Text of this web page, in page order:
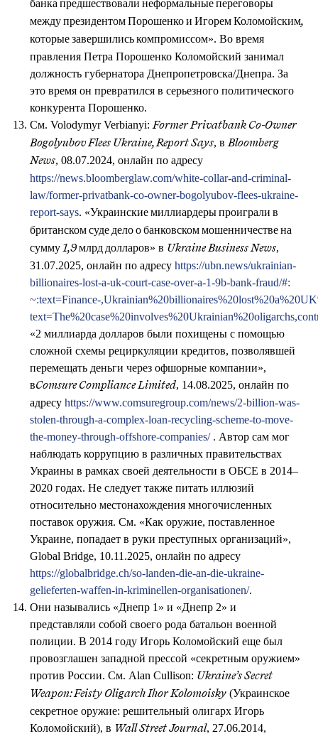
банка предшествовали неформальные переговоры
между президентом Порошенко и Игорем Коломойским,
которые завершились компромиссом». Во время
правления Петра Порошенко Коломойский занимал
должность губернатора Днепропетровска/Днепра. За
это время он превратился в серьезного политического
конкурента Порошенко.
См. Volodymyr Verbianyi: Former Privatbank Co-Owner
Bogolyubov Flees Ukraine, Report Says, в Bloomberg
News, 08.07.2024, онлайн по адресу
https://news.bloomberglaw.com/white-collar-and-criminal-
law/former-privatbank-co-owner-bogolyubov-flees-ukraine-
report-says. «Украинские миллиардеры проиграли в
британском суде дело о банковском мошенничестве на
сумму 1,9 млрд долларов» в Ukraine Business News,
31.07.2025, онлайн по адресуhttps://ubn.news/ukrainian-
billionaires-lost-a-uk-court-case-over-a-1-9b-bank-fraud/#:
~:text=Finance-
«2 миллиарда долларов были похищены с помощью
сложной схемы рециркуляции кредитов, позволявшей
перемещать деньги через офшорные компании»,
вComsure Compliance Limited, 14.08.2025, онлайн по
адресуhttps://www.comsuregroup.com/news/2-billion-was-
stolen-through-a-complex-loan-recycling-scheme-to-move-
the-money-through-offshore-companies/. Автор сам мог
наблюдать коррупцию в различных правительствах
Украины в рамках своей деятельности в ОБСЕ в 2014–
2020 годах. Не следует также питать иллюзий
относительно местонахождения многочисленных
поставок оружия. См. «Как оружие, поставленное
Украине, попадает в руки преступных организаций»,
Global Bridge, 10.11.2025, онлайн по адресу
https://globalbridge.ch/so-landen-die-an-die-ukraine-
gelieferten-waffen-in-kriminellen-organisationen/.
Они назывались «Днепр 1» и «Днепр 2» и
представляли собой своего рода батальон военной
полиции. В 2014 году Игорь Коломойский еще был
провозглашен западной прессой «секретным оружием»
против России. См. Alan Cullison: Ukraine’s Secret
Weapon: Feisty Oligarch Ihor Kolomoisky (Украинское
секретное оружие: решительный олигарх Игорь
Коломойский), в Wall Street Journal, 27.06.2014,